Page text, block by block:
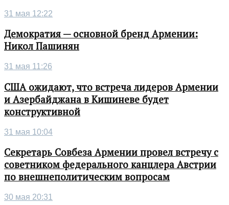
31 мая 12:22
Демократия — основной бренд Армении:
Никол Пашинян
31 мая 11:26
США ожидают, что встреча лидеров Армении
и Азербайджана в Кишиневе будет
конструктивной
31 мая 10:04
Секретарь Совбеза Армении провел встречу с
советником федерального канцлера Австрии
по внешнеполитическим вопросам
30 мая 20:31